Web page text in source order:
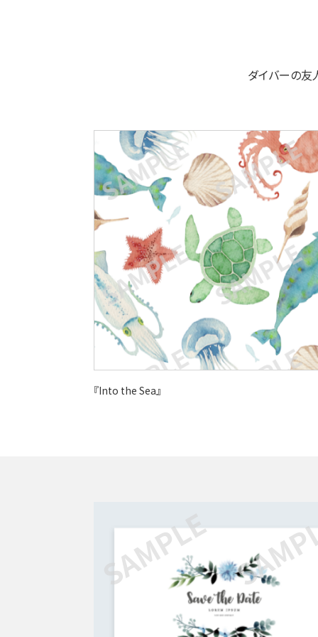
ダイバーの友
『Into the Sea』